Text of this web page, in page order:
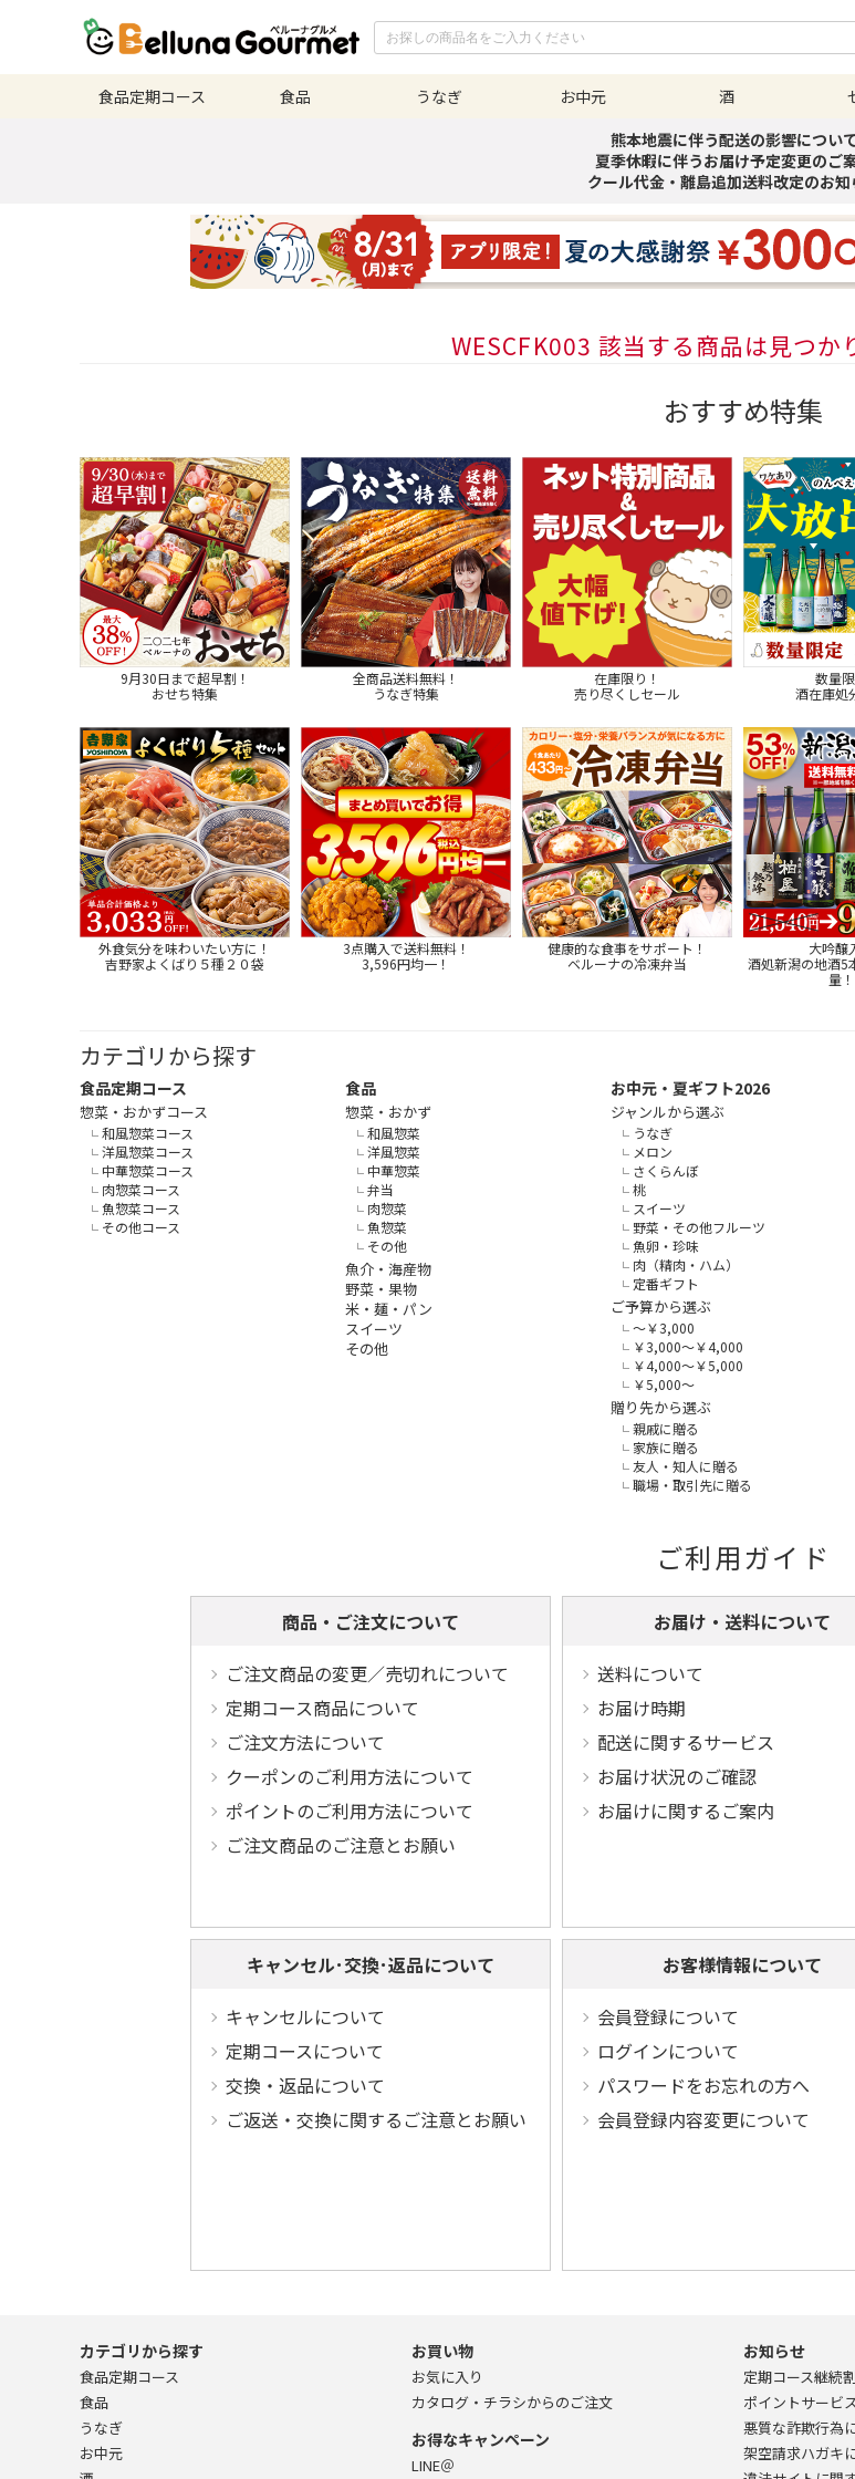
食品定期コース 食品 うなぎ お中元 酒
熊本地震に伴う配送の影響につい
夏季休暇に伴うお届け予定変更のご
クール代金・離島追加送料改定のお
WESCFK003 該当する商品は見つか
おすすめ特集
9月30日まで超早割！
おせち特集
全商品送料無料！
うなぎ特集
在庫限り！
売り尽くしセール
数量限
酒在庫処
外食気分を味わいたい方に！
吉野家よくばり５種２０袋
3点購入で送料無料！
3,596円均一！
健康的な食事をサポート！
ベルーナの冷凍弁当
大吟醸
酒処新潟の地酒5
量！
カテゴリから探す
食品定期コース
惣菜・おかずコース
和風惣菜コース
洋風惣菜コース
中華惣菜コース
肉惣菜コース
魚惣菜コース
その他コース
食品
惣菜・おかず
和風惣菜
洋風惣菜
中華惣菜
弁当
肉惣菜
魚惣菜
その他
魚介・海産物
野菜・果物
米・麺・パン
スイーツ
その他
お中元・夏ギフト2026
ジャンルから選ぶ
うなぎ
メロン
さくらんぼ
桃
スイーツ
野菜・その他フルーツ
魚卵・珍味
肉（精肉・ハム）
定番ギフト
ご予算から選ぶ
～￥3,000
￥3,000～￥4,000
￥4,000～￥5,000
￥5,000～
贈り先から選ぶ
親戚に贈る
家族に贈る
友人・知人に贈る
職場・取引先に贈る
ご利用ガイド
商品・ご注文について
ご注文商品の変更／売切れについて
定期コース商品について
ご注文方法について
クーポンのご利用方法について
ポイントのご利用方法について
ご注文商品のご注意とお願い
お届け・送料について
送料について
お届け時期
配送に関するサービス
お届け状況のご確認
お届けに関するご案内
キャンセル･交換･返品について
キャンセルについて
定期コースについて
交換・返品について
ご返送・交換に関するご注意とお願い
お客様情報について
会員登録について
ログインについて
パスワードをお忘れの方へ
会員登録内容変更について
カテゴリから探す
食品定期コース
食品
うなぎ
お中元
お買い物
お気に入り
カタログ・チラシからのご注文
お得なキャンペーン
LINE＠
お知らせ
定期コース継続
ポイントサービ
悪質な詐欺行為
架空請求ハガキ